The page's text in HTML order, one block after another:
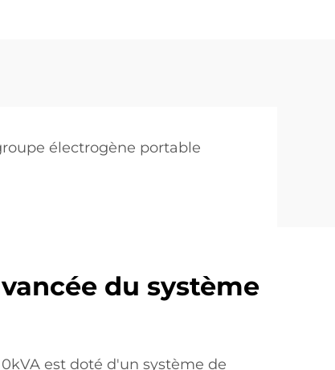
électrogène portable
du système
est doté d'un système de